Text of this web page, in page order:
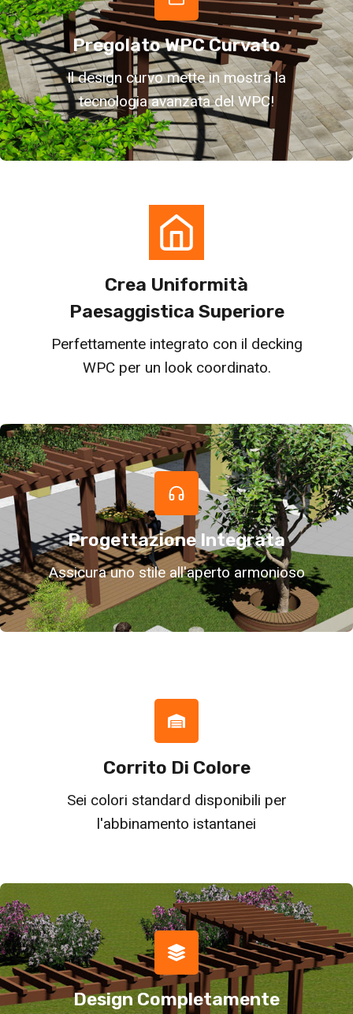
Pregolato WPC Curvato
Il design curvo mette in mostra la
tecnologia avanzata del WPC!
Crea Uniformità
Paesaggistica Superiore
Perfettamente integrato con il decking
WPC per un look coordinato.
Progettazione Integrata
Assicura uno stile all'aperto armonioso
Corrito Di Colore
Sei colori standard disponibili per
l'abbinamento istantanei
Design Completamente